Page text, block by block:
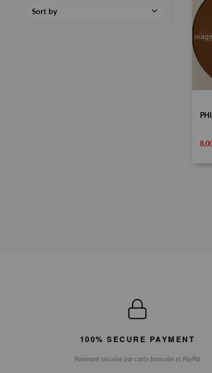
Sort by
100% SECURE PAYMENT
Paiement sécurisé par carte bancaire et PayPal